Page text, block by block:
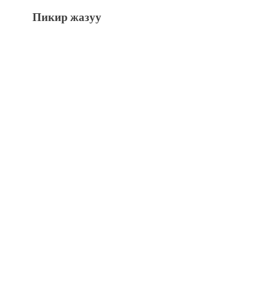
Пикир жазуу